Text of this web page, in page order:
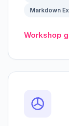
Markdown
Workshop